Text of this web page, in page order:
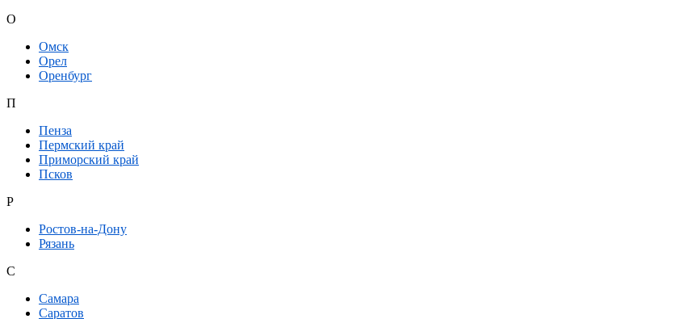
О
Омск
Орел
Оренбург
П
Пенза
Пермский край
Приморский край
Псков
Р
Ростов-на-Дону
Рязань
С
Самара
Саратов